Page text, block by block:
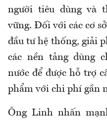
người tiêu dùng và
vững. Đối với các cơ
đầu tư hệ thống, giải
các nền tảng dùng
nước để được hỗ trợ
phẩm với chi phí gần
Ông Linh nhấn